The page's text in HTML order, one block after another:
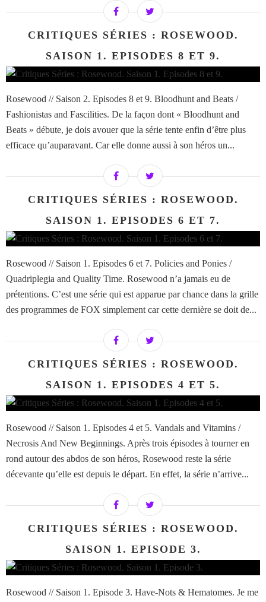
CRITIQUES SÉRIES : ROSEWOOD.
SAISON 1. EPISODES 8 ET 9.
Rosewood // Saison 2. Episodes 8 et 9. Bloodhunt and Beats /
Fashionistas and Fascilities. De la façon dont « Bloodhunt and
Beats » débute, je dois avouer que la série tente enfin d’être plus
efficace qu’auparavant. Car elle donne aussi à son héros un...
CRITIQUES SÉRIES : ROSEWOOD.
SAISON 1. EPISODES 6 ET 7.
Rosewood // Saison 1. Episodes 6 et 7. Policies and Ponies /
Quadriplegia and Quality Time. Rosewood n’a jamais eu de
prétentions. C’est une série qui est apparue par chance dans la grille
des programmes de FOX simplement car cette dernière se doit de...
CRITIQUES SÉRIES : ROSEWOOD.
SAISON 1. EPISODES 4 ET 5.
Rosewood // Saison 1. Episodes 4 et 5. Vandals and Vitamins /
Necrosis And New Beginnings. Après trois épisodes à tourner en
rond autour des abdos de son héros, Rosewood reste la série
décevante qu’elle est depuis le départ. En effet, la série n’arrive...
CRITIQUES SÉRIES : ROSEWOOD.
SAISON 1. EPISODE 3.
Rosewood // Saison 1. Episode 3. Have-Nots & Hematomes. Je me